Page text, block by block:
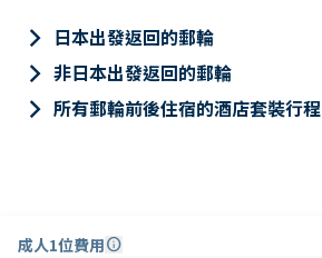
keyboard_arrow_right 日本出發返回的郵輪
keyboard_arrow_right 非日本出發返回的郵輪
keyboard_arrow_right 所有郵輪前後住宿的酒店套裝行程
成人1位費用info